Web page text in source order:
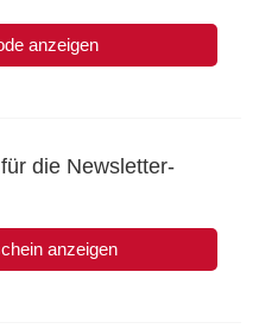
anzeigen
die Newsletter-
anzeigen